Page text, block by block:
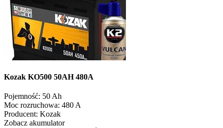
Kozak KO500 50AH 480A
Pojemność: 50 Ah
Moc rozruchowa: 480 A
Producent: Kozak
Zobacz akumulator